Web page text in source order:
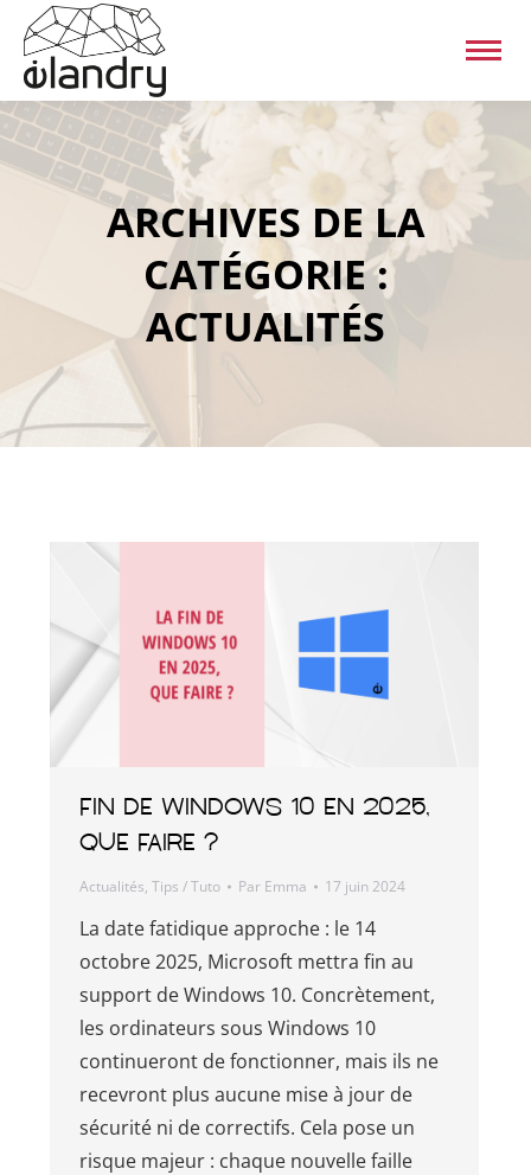
ARCHIVES DE LA
CATÉGORIE :
ACTUALITÉS
Fin de Windows 10 en 2025,
que faire ?
Actualités,Tips / Tuto Par Emma 17 juin 2024
La date fatidique approche : le 14
octobre 2025, Microsoft mettra fin au
support de Windows 10. Concrètement,
les ordinateurs sous Windows 10
continueront de fonctionner, mais ils ne
recevront plus aucune mise à jour de
sécurité ni de correctifs. Cela pose un
risque majeur : chaque nouvelle faille